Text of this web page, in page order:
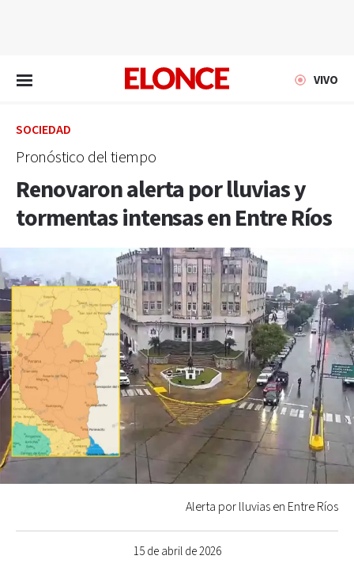
VIVO
SOCIEDAD
Pronóstico del tiempo
Renovaron alerta por lluvias y
tormentas intensas en Entre Ríos
15 de abril de 2026
Alerta por lluvias en Entre Ríos